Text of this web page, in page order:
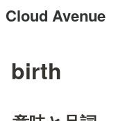
Cloud Avenue
birth